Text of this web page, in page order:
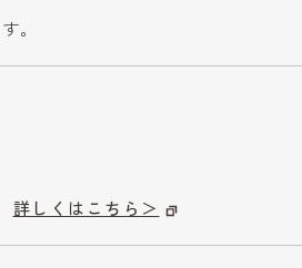
。
詳しくはこちら＞